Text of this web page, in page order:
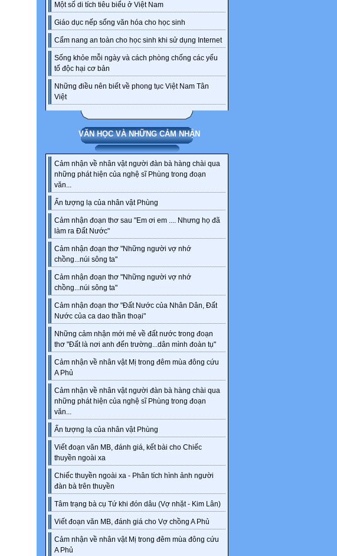
Một số di tích tiêu biểu ở Việt Nam
Giáo dục nếp sống văn hóa cho học sinh
Cẩm nang an toàn cho học sinh khi sử dụng Internet
Sống khỏe mỗi ngày và cách phòng chống các yếu
tố độc hại cơ bản
Những điều nên biết về phong tục Việt Nam Tân
Việt
VĂN HỌC VÀ NHỮNG CẢM NHẬN
Cảm nhận về nhân vật người đàn bà hàng chài qua
những phát hiện của nghệ sĩ Phùng trong đoạn
văn...
Ấn tượng lạ của nhân vật Phùng
Cảm nhận đoạn thơ sau "Em ơi em .... Nhưng họ đã
làm ra Đất Nước"
Cảm nhận đoạn thơ "Những người vợ nhớ
chồng...núi sông ta"
Cảm nhận đoạn thơ "Những người vợ nhớ
chồng...núi sông ta"
Cảm nhận đoạn thơ "Đất Nước của Nhân Dân, Đất
Nước của ca dao thần thoại"
Những cảm nhận mới mẻ về đất nước trong đoạn
thơ "Đất là nơi anh đến trường...dân mình đoàn tụ"
Cảm nhận về nhân vật Mị trong đêm mùa đông cứu
A Phủ
Cảm nhận về nhân vật người đàn bà hàng chài qua
những phát hiện của nghệ sĩ Phùng trong đoạn
văn...
Ấn tượng lạ của nhân vật Phùng
Viết đoạn văn MB, đánh giá, kết bài cho Chiếc
thuyền ngoài xa
Chiếc thuyền ngoài xa - Phân tích hình ảnh người
đàn bà trên thuyền
Tâm trạng bà cụ Tứ khi đón dâu (Vợ nhặt - Kim Lân)
Viết đoạn văn MB, đánh giá cho Vợ chồng A Phủ
Cảm nhận về nhân vật Mị trong đêm mùa đông cứu
A Phủ